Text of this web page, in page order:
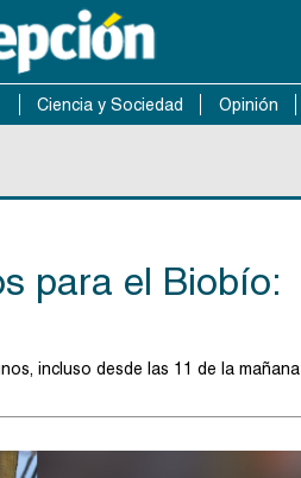
Ciencia y Sociedad Opinión
para el Biobío:
incluso desde las 11 de la mañana